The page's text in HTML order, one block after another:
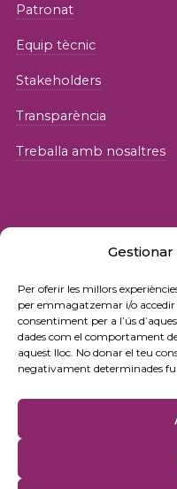
Per oferir les millors
per emmagatzemar i/o
consentiment per a l’ús
dades com el comportament
aquest lloc. No donar el teu
negativament determinades
Patronat
Equip tècnic
Stakeholders
Transparència
Treballa amb nosaltres
© 2026 Fundació iSocial
Política de privacitat
Condicions d’ús
Política de cookies
Contacte